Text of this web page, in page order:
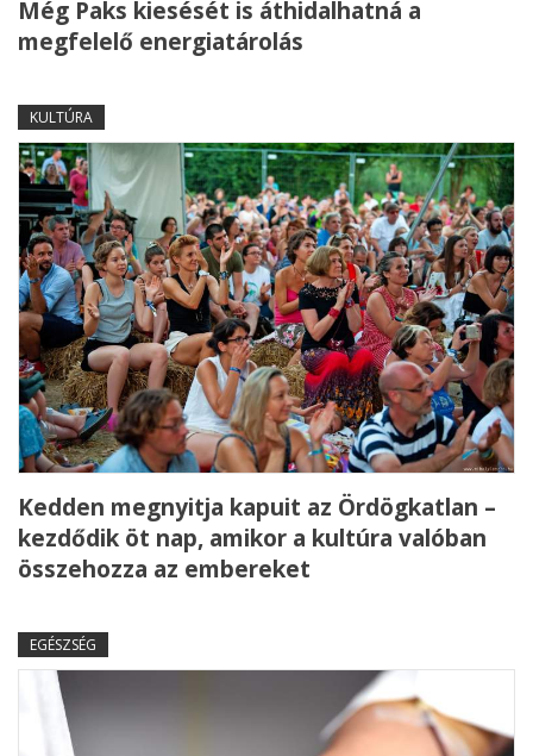
Még Paks kiesését is áthidalhatná a
megfelelő energiatárolás
KULTÚRA
Kedden megnyitja kapuit az Ördögkatlan –
kezdődik öt nap, amikor a kultúra valóban
összehozza az embereket
EGÉSZSÉG